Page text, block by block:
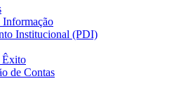
Informação
Institucional (PDI)
Êxito
de Contas